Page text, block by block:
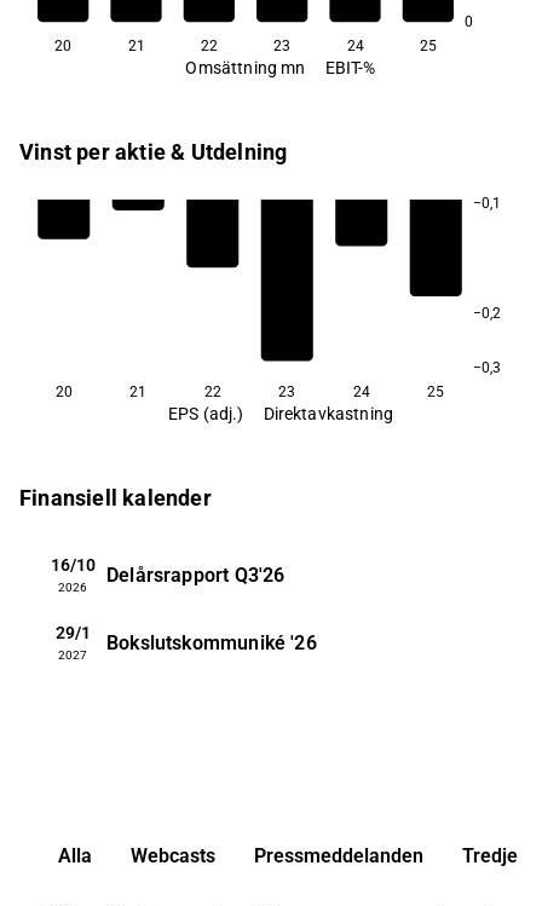
0
20 21 22 23 24 25
Omsättning mn EBIT-%
Vinst per aktie & Utdelning
−0,1
−0,2
−0,3
20
21 22 23 24 25
EPS (adj.) Direktavkastning
Finansiell kalender
16/10
2026
Delårsrapport Q3'26
29/1
2027
Bokslutskommuniké '26
Alla Webcasts Pressmeddelanden Tredje